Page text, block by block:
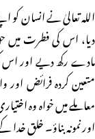
اللہ تعالیٰ نے انسان
دیا، اس کی فطرت میں
مادے رکھ دیے اور اس
متعین کردہ فرائض اور
معاملے میں خواہ وہ
اور نمونہ بناؤ۔ خلق خدا